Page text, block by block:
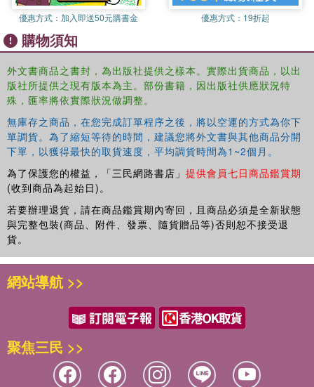
Judaeo-Christian Civilization
Set of 4: 0-415-15615-7: ￡250.00
*European Civilization
優惠方式： 加入即送50元購書金 優惠方式： 19折起
購物須知
外文書商品之書封，為出版社提供之樣本。實際出貨商品，以出
版社所提供之現有版本為主。部份書籍，因出版社供應狀況特
殊，匯率將依實際狀況做調整。
無庫存之商品，在您完成訂單程序之後，將以空運的方式為你下
單調貨。為了縮短等待的時間，建議您將外文書與其他商品分開
下單，以獲得最快的取貨速度，平均調貨時間為1~2個月。
為了保護您的權益，「三民網路書店」 提供會員七日商品鑑賞期
(收到商品為起始日)。
若要辦理退貨，請在商品鑑賞期內寄回，且商品必須是全新狀態
與完整包裝(商品、附件、發票、隨貨贈品等)否則恕不接受退
貨。
網站導航 >>
聚焦三民 >>